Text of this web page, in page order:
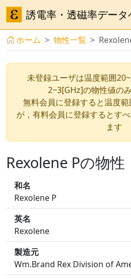
誘電率・透磁率データ
ホーム 物性一覧
未登録ユーザは温度範囲
2~3[GHz]の物性値の
無料会員に登録すると温度
が，有料会員に登録するとす
ます
Rexolene Pの物性
和名
Rexolene P
英名
Rexolene
製造元
Wm.Brand Rex Division of